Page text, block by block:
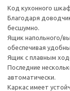
Код кухонного
Благодаря
бесшумно.
Ящик напольного/
обеспечивая
Ящик с плавным
Последние
автоматически.
Каркас имеет